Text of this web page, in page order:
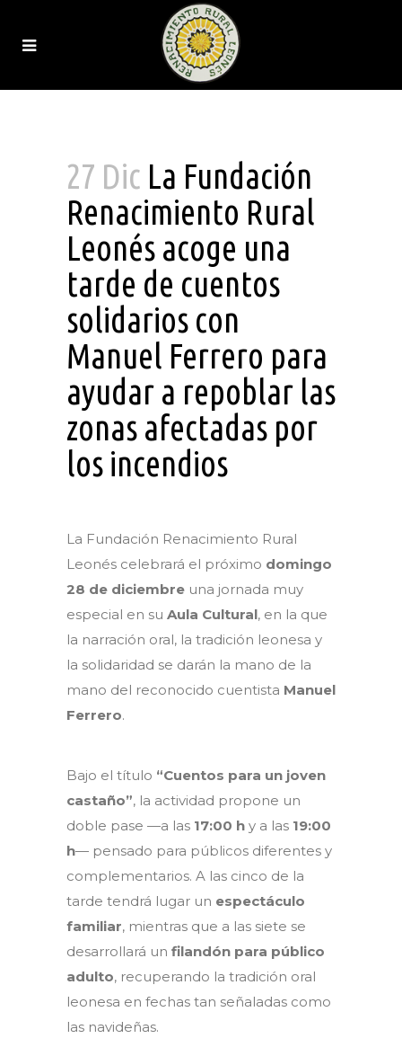
27 Dic La Fundación
Renacimiento Rural
Leonés acoge una
tarde de cuentos
solidarios con
Manuel Ferrero para
ayudar a repoblar las
zonas afectadas por
los incendios
La Fundación Renacimiento Rural
Leonés celebrará el próximo domingo
28 de diciembre una jornada muy
especial en su Aula Cultural, en la que
la narración oral, la tradición leonesa y
la solidaridad se darán la mano de la
mano del reconocido cuentista Manuel
Ferrero.
Bajo el título “Cuentos para un joven
castaño”, la actividad propone un
doble pase —a las 17:00 h y a las 19:00
h— pensado para públicos diferentes y
complementarios. A las cinco de la
tarde tendrá lugar un espectáculo
familiar, mientras que a las siete se
desarrollará un filandón para público
adulto, recuperando la tradición oral
leonesa en fechas tan señaladas como
las navideñas.